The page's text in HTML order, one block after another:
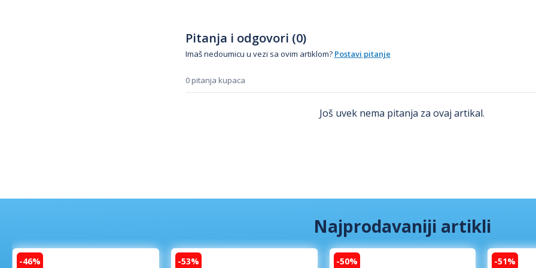
Pitanja i odgovori (0)
Imaš nedoumicu u vezi sa ovim artiklom? Postavi pitanje
0 pitanja kupaca
Još uvek nema pitanja za ovaj artikal.
Najprodavaniji artikli
-46% -53% -50% -51%